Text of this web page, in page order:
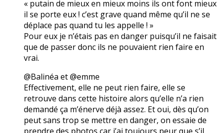
« putain de mieux en mieux moins ils ont font mieux
il se porte eux ! c’est grave quand même qu’il ne se
déplace pas quand tu les appelle ! »
Pour eux je n’étais pas en danger puisqu’il ne faisait
que de passer donc ils ne pouvaient rien faire en
vrai.
@Balinéa et @emme
Effectivement, elle ne peut rien faire, elle se
retrouve dans cette histoire alors qu’elle n’a rien
demandé ça m’énerve déjà assez. Et oui, dès qu’on
peut sans trop se mettre en danger, on essaie de